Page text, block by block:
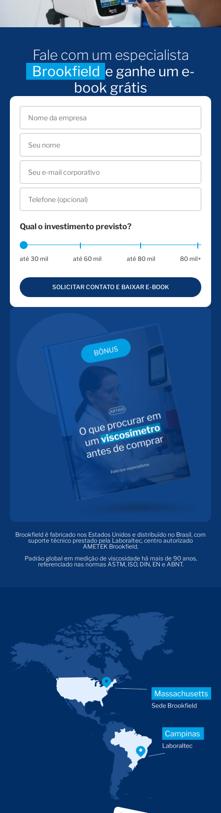
Fale com um especialista
Brookfield e ganhe um e-
book grátis
Qual o investimento previsto?
até 30 mil até 60 mil até 80 mil 80 mil+
SOLICITAR CONTATO E BAIXAR E-BOOK
Brookfield é fabricado nos Estados Unidos e distribuído no Brasil, com
suporte técnico prestado pela Laboraltec, centro autorizado
AMETEK Brookfield.
Padrão global em medição de viscosidade há mais de 90 anos,
referenciado nas normas ASTM, ISO, DIN, EN e ABNT.